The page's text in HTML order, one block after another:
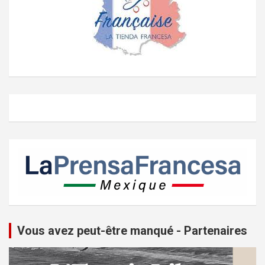
Vous avez peut-être manqué - Partenaires